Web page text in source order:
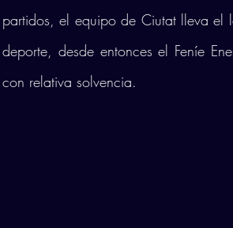
partidos, el equipo de Ciutat lleva el
deporte, desde entonces el Feníe
con relativa solvencia.